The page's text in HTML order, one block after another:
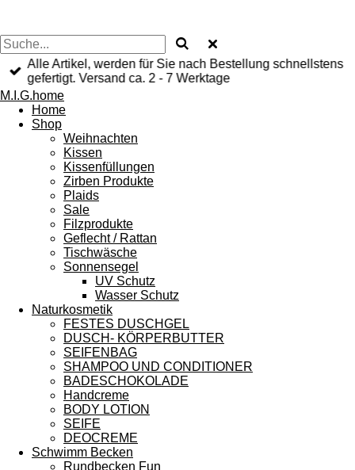
Alle Artikel, werden für Sie nach Bestellung schnellstens
gefertigt. Versand ca. 2 - 7 Werktage
M.I.G.home
Home
Shop
Weihnachten
Kissen
Kissenfüllungen
Zirben Produkte
Plaids
Sale
Filzprodukte
Geflecht / Rattan
Tischwäsche
Sonnensegel
UV Schutz
Wasser Schutz
Naturkosmetik
FESTES DUSCHGEL
DUSCH- KÖRPERBUTTER
SEIFENBAG
SHAMPOO UND CONDITIONER
BADESCHOKOLADE
Handcreme
BODY LOTION
SEIFE
DEOCREME
Schwimm Becken
Rundbecken Fun